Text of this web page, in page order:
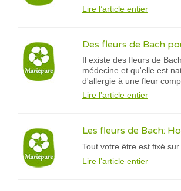
Lire l’article entier
Des fleurs de Bach
Il existe des fleurs de
médecine et qu'elle est
d'allergie à une fleur
Lire l’article entier
Les fleurs de Bach:
Tout votre être est fixé
Lire l’article entier